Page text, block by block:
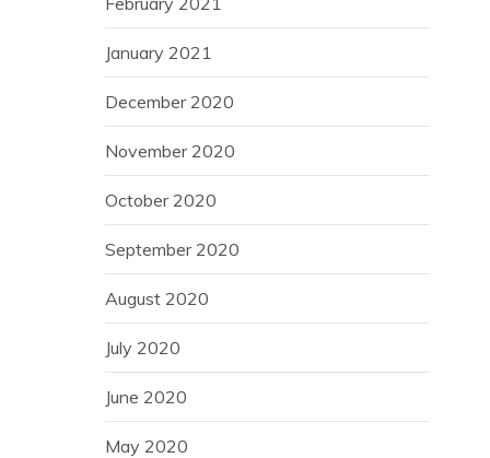
January 2021
December 2020
November 2020
October 2020
September 2020
August 2020
July 2020
June 2020
May 2020